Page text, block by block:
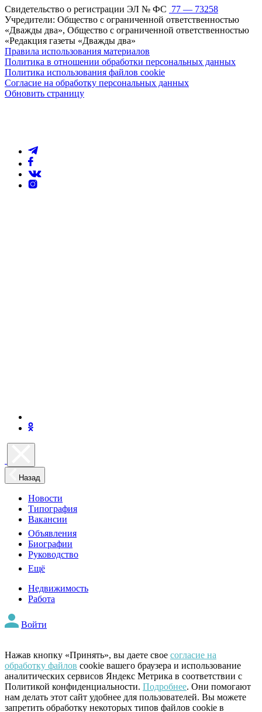
Свидетельство о регистрации ЭЛ № ФС 77 — 73258
Учредители: Общество с ограниченной ответственностью
«Дважды два», Общество с ограниченной ответственностью
«Редакция газеты «Дважды два»
Правила использования материалов
Политика в отношении обработки персональных данных
Политика использования файлов cookie
Согласие на обработку персональных данных
Обновить страницу
Назад
Новости
Типография
Вакансии
Объявления
Биографии
Руководство
Ещё
Недвижимость
Работа
Войти
Нажав кнопку «Принять», вы даете свое согласие на
обработку файлов cookie вашего браузера и использование
аналитических сервисов Яндекс Метрика в соответствии с
Политикой конфиденциальности. Подробнее. Они помогают
нам делать этот сайт удобнее для пользователей. Вы можете
запретить обработку некоторых типов файлов cookie в